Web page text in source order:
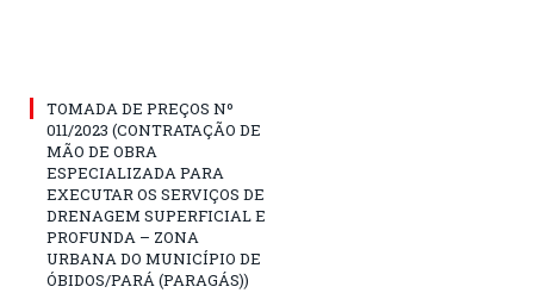
TOMADA DE PREÇOS Nº
011/2023 (CONTRATAÇÃO DE
MÃO DE OBRA
ESPECIALIZADA PARA
EXECUTAR OS SERVIÇOS DE
DRENAGEM SUPERFICIAL E
PROFUNDA – ZONA
URBANA DO MUNICÍPIO DE
ÓBIDOS/PARÁ (PARAGÁS))